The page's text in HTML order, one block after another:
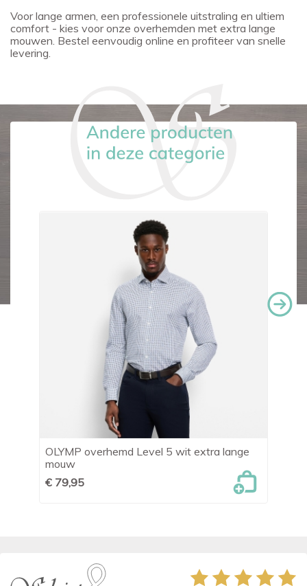
Voor lange armen, een professionele uitstraling en ultiem
comfort - kies voor onze overhemden met extra lange
mouwen. Bestel eenvoudig online en profiteer van snelle
levering.
OLYMP overhemd Level 5 wit extra lange
mouw
€ 79,95